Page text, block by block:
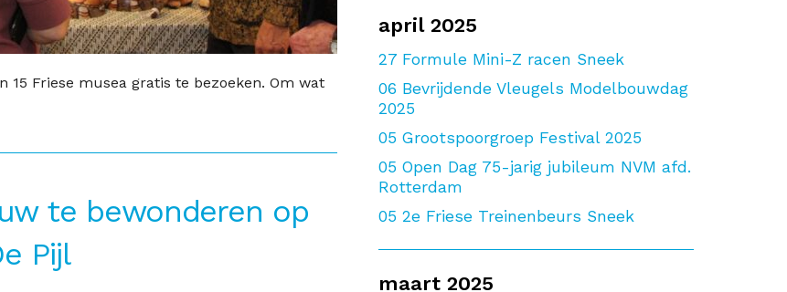
Friese musea gratis te bezoeken. Om wat
te bewonderen op
Pijl
april 2025
27 Formule Mini-Z racen Sneek
06 Bevrijdende Vleugels Modelbouwdag
2025
05 Grootspoorgroep Festival 2025
05 Open Dag 75-jarig jubileum NVM afd.
Rotterdam
05 2e Friese Treinenbeurs Sneek
maart 2025